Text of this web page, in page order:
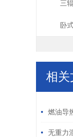
三
卧
相关
燃油导
卧式燃油
无重力